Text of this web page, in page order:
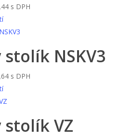
stránke
produktu.
Možnosti
môžete
vybrať
na
stránke
produktu.
Price
€260,76
€280,44
s DPH
Tento
produkt
viacero
Možnosti
môžete
vybrať
na
stolík NSKV3
Price
€329,64
s DPH
Tento
produkt
viacero
stolík VZ